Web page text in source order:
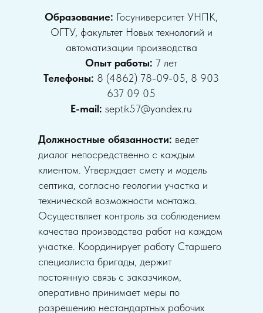
Образование: Госуниверситет УНПК,
ОГТУ, факультет Новых технологий и
автоматизации производства
Опыт работы: 7 лет
Телефоны: 8 (4862) 78-09-05, 8 903
637 09 05
E-mail: septik57@yandex.ru
Должностные обязанности: ведет
диалог непосредственно с каждым
клиентом. Утверждает смету и модель
септика, согласно геологии участка и
технической возможности монтажа.
Осуществляет контроль за соблюдением
качества производства работ на каждом
участке. Координирует работу Старшего
специалиста бригады, держит
постоянную связь с заказчиком,
оперативно принимает меры по
разрешению нестандартных рабочих